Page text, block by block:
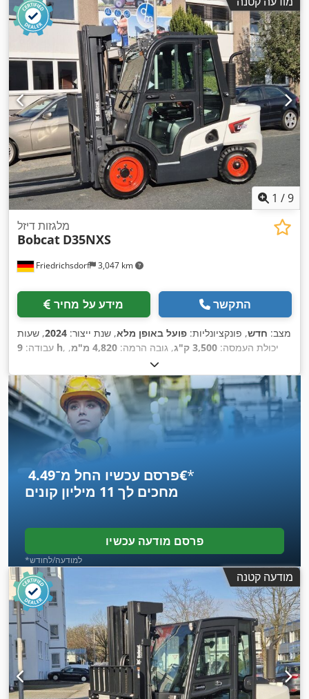
הצמיג הקדמי: 12.00-20 100% , גודל צמיג אחורי: 12.00-20 100%
,
משקל כולל:19,300 ק"ג , ציוד:תא נהג ,
1 /9
Friedrichsdorf 3,047 km
מלגזות דיזל
Bobcat D35NXS
מידע על מחיר התקשר
מצב: חדש, פונקציונליות: פועל באופן מלא, שנת ייצור: 2024, שעות
עבודה: 9 h , יכולת העמסה: 3,500 ק"ג , גובה הרמה: 4,820 מ"מ
,
, סוג דלק:
גובה בנייה:2,350 מ"מ , כוח:45 קילוואט (61.18 כ"ס)
, רוחב
מסגרת המזלג:1,190 מ"מ , אורך המזלג:1,200 מ"מ
, משקל עצמי:
4,850 ק"ג
, אורך כולל:2,750 מ"מ , סוג הנעה:Diesel , רוחב בנייה:
1,290 מ"מ,
פרסם עכשיו החל מ־‏4.49 ‏€*
מחכים לך 11 מיליון קונים
פרסם מודעה עכשיו
*למודעה/לחודש
מודעה קטנה